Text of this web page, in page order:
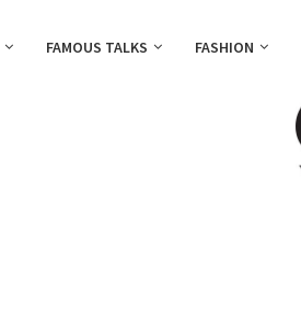
FAMOUS TALKS FASHION